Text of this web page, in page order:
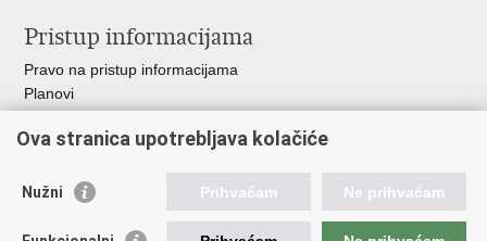
Pristup informacijama
Pravo na pristup informacijama
Planovi
Financijski dokumenti
Ova stranica upotrebljava kolačiće
Nužni Prihvaćam Ne prihvaćam